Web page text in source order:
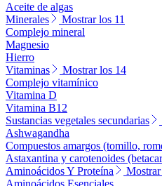
Aceite de algas
Minerales
Mostrar los 11
Complejo mineral
Magnesio
Hierro
Vitaminas
Mostrar los 14
Complejo vitamínico
Vitamina D
Vitamina B12
Sustancias vegetales secundarias
Ashwagandha
Compuestos amargos (tomillo,
Astaxantina y carotenoides
Aminoácidos Y Proteína